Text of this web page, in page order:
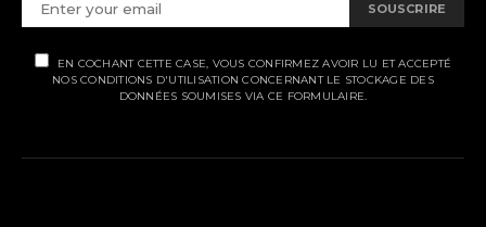
SOUSCRIRE
EN COCHANT CETTE CASE, VOUS CONFIRMEZ AVOIR LU ET ACCEPTÉ
NOS CONDITIONS D'UTILISATION CONCERNANT LE STOCKAGE DES
DONNÉES SOUMISES VIA CE FORMULAIRE.